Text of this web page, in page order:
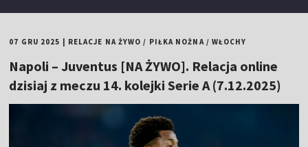
07 GRU 2025 RELACJE NA ŻYWO / PIŁKA NOŻNA/ WŁOCHY
Napoli – Juventus [NA ŻYWO]. Relacja online
dzisiaj z meczu 14. kolejki Serie A (7.12.2025)